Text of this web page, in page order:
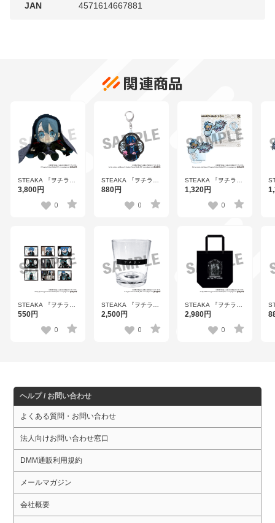
JAN 4571614667881
関連商品
STEAKA 『ヲチラ
レ』 初音ミク × オバ
ぬいぐるみ
3,800円
0
STEAKA 『ヲチラ
レ』 初音ミク × オバ
ォルメアクリルキー
ホルダー アオ
880円
0
STEAKA 『ヲチラ
レ』 初音ミク × オバ
ォルメアクリルスタ
ンド アール【OBLO
1,320円
0
STEAKA 『ヲチラ
レ』 初音ミク × オバ
ーディングレポコマ
フォトカード（1パッ
550円
0
STEAKA 『ヲチラ
レ』 初音ミク × オバ
目デザイングラス
【OBLO 2601】
2,500円
0
STEAKA 『ヲチラ
レ』 初音ミク × オバ
目デザイントートバ
ッグ【OBLO 2601】
2,980円
0
ヘルプ / お問い合わせ
よくある質問・お問い合わせ
法人向けお問い合わせ窓口
DMM通販利用規約
メールマガジン
会社概要